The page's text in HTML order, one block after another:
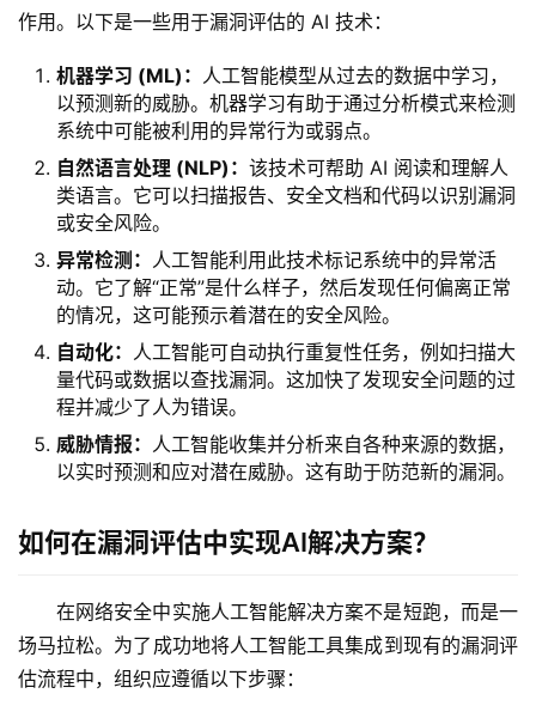
作用。以下是一些用于漏洞评估的 AI 技术：
机器学习 (ML)： 人工智能模型从过去的数据中学习，
以预测新的威胁。机器学习有助于通过分析模式来检测
系统中可能被利用的异常行为或弱点。
自然语言处理 (NLP)： 该技术可帮助 AI 阅读和理解人
类语言。它可以扫描报告、安全文档和代码以识别漏洞
或安全风险。
异常检测： 人工智能利用此技术标记系统中的异常活
动。它了解“正常”是什么样子，然后发现任何偏离正常
的情况，这可能预示着潜在的安全风险。
自动化： 人工智能可自动执行重复性任务，例如扫描大
量代码或数据以查找漏洞。这加快了发现安全问题的过
程并减少了人为错误。
威胁情报： 人工智能收集并分析来自各种来源的数据，
以实时预测和应对潜在威胁。这有助于防范新的漏洞。
如何在漏洞评估中实现AI解决方案？
在网络安全中实施人工智能解决方案不是短跑，而是一
场马拉松。为了成功地将人工智能工具集成到现有的漏洞评
估流程中，组织应遵循以下步骤：